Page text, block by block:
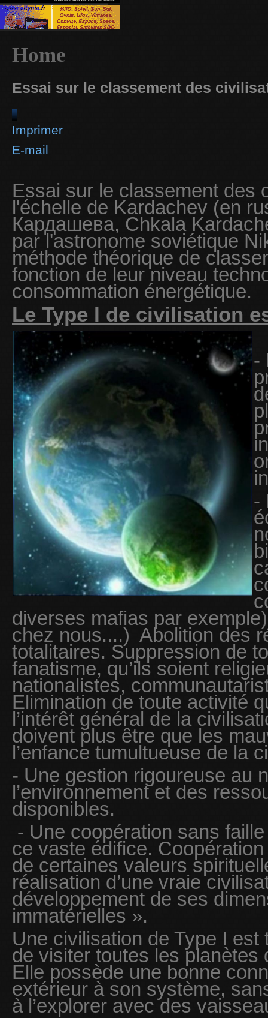
Home
Essai sur le classement des
Imprimer
E-mail
Essai sur le classement des
l'échelle de Kardachev (en
Кардашева, Chkala
par l'astronome soviétique
méthode théorique de
fonction de leur niveau
consommation énergétique.
Le Type I de civilisation
-
-
diverses mafias par
chez nous....) Abolition des
totalitaires. Suppression de
fanatisme, qu’ils soient
nationalistes,
Elimination de toute activité
l’intérêt général de la
doivent plus être que les
l’enfance tumultueuse de la
- Une gestion rigoureuse au
l’environnement et des
disponibles.
- Une coopération sans
ce vaste édifice.
de certaines valeurs
réalisation d’une vraie
développement de ses
immatérielles ».
Une civilisation de Type I
de visiter toutes les
Elle possède une bonne
extérieur à son système,
à l’explorer avec des